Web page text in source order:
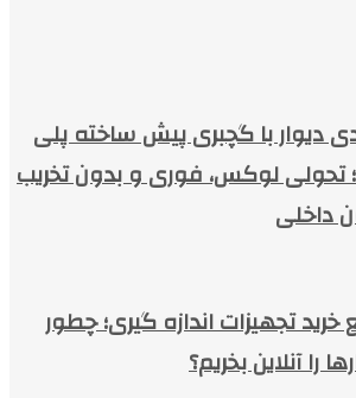
دیوار با گچبری پیش ساخته پلی
تحولی لوکس، فوری و بدون تخریب
داخلی
خرید تجهیزات اندازه گیری؛ چطور
را آنلاین بخریم؟